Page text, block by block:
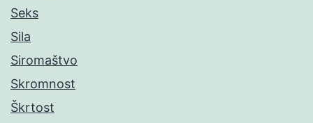
Seks
Sila
Siromaštvo
Skromnost
Škrtost